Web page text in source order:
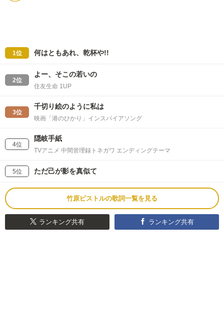
1位 何はともあれ、乾杯や!!
2位
よー、そこの若いの
住友生命 1UP
3位
千切り絵のように私は
映画「港のひかり」インスパイアソング
4位
隠岐手紙
TVアニメ 中間管理録トネガワ エンディングテーマ
5位 ただ己が影を真似て
竹原ピストルの歌詞一覧を見る
ランキング共有 ランキング共有